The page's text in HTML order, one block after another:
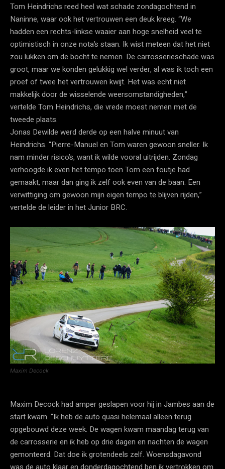
Tom Heindrichs reed heel wat schade zondagochtend in
Naninne, waar ook het vertrouwen een deuk kreeg. “We
hadden een rechts-linkse waaier aan hoge snelheid veel te
optimistisch in onze nota’s staan. Ik wist meteen dat het niet
zou lukken om de bocht te nemen. De carrosserieschade was
groot, maar we konden gelukkig wel verder, al was ik toch een
proef of twee het vertrouwen kwijt. Het was echt niet
makkelijk door de wisselende weersomstandigheden,”
vertelde Tom Heindrichs, die vrede moest nemen met de
tweede plaats.
Jonas Dewilde werd derde op een halve minuut van
Heindrichs. “Pierre-Manuel en Tom waren gewoon sneller. Ik
nam minder risico’s, want ik wilde vooral uitrijden. Zondag
verhoogde ik even het tempo toen Tom een foutje had
gemaakt, maar dan ging ik zelf ook even van de baan. Een
verwittiging om gewoon mijn eigen tempo te blijven rijden,”
vertelde de leider in het Junior BRC.
Maxim Decock
Maxim Decock had amper geslapen voor hij in Jambes aan de
start kwam. “Ik heb de auto quasi helemaal alleen terug
opgebouwd deze week. De wagen kwam maandag terug van
de carrosserie en ik heb op drie dagen en nachten de wagen
gemonteerd. Dat doe ik grotendeels zelf. Woensdagavond